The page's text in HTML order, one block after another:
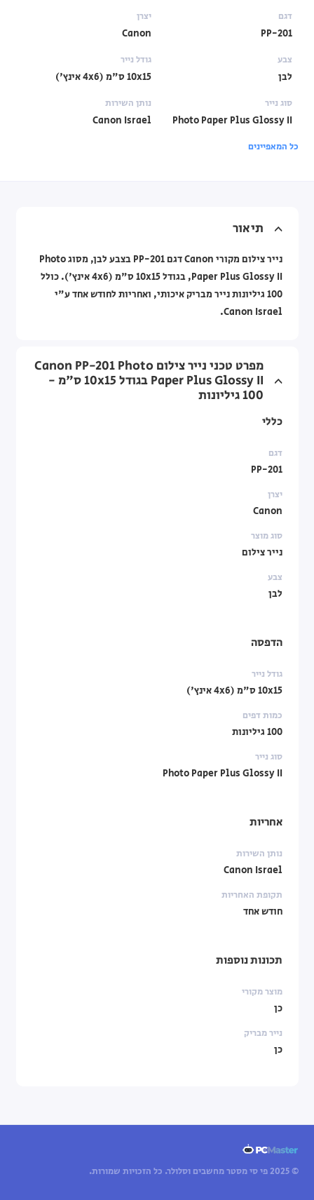
דגם
PP-201
יצרן
Canon
צבע
לבן
גודל נייר
10x15 ס"מ (4x6 אינץ')
סוג נייר
Photo Paper Plus Glossy II
נותן השירות
Canon Israel
כל המאפיינים
תיאור
נייר צילום מקורי Canon דגם PP-201 בצבע לבן, מסוג Photo
Paper Plus Glossy II, בגודל 10x15 ס"מ (4x6 אינץ'). כולל
100 גיליונות נייר מבריק איכותי, ואחריות לחודש אחד ע"י
Canon Israel.
מפרט טכני נייר צילום Canon PP-201 Photo
Paper Plus Glossy II בגודל 10x15 ס"מ -
100 גיליונות
כללי
דגם
PP-201
יצרן
Canon
סוג מוצר
נייר צילום
צבע
לבן
הדפסה
גודל נייר
10x15 ס"מ (4x6 אינץ')
כמות דפים
100 גיליונות
סוג נייר
Photo Paper Plus Glossy II
אחריות
נותן השירות
Canon Israel
תקופת האחריות
חודש אחד
תכונות נוספות
מוצר מקורי
כן
נייר מבריק
כן
© 2025 פי סי מסטר מחשבים וסלולר. כל הזכויות שמורות.